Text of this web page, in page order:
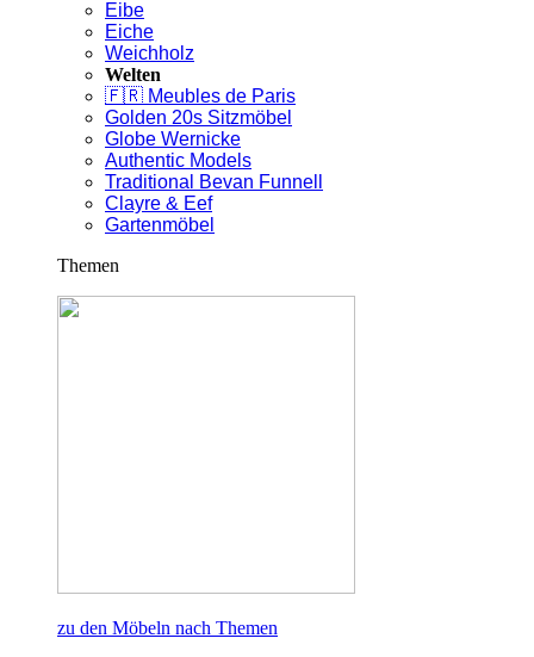
Eibe
Eiche
Weichholz
Welten
🇫🇷 Meubles de Paris
Golden 20s Sitzmöbel
Globe Wernicke
Authentic Models
Traditional Bevan Funnell
Clayre & Eef
Gartenmöbel
Themen
zu den Möbeln nach Themen